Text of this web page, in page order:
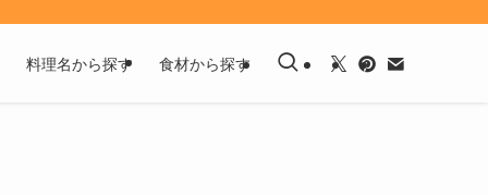
料理名から探す 食材から探す